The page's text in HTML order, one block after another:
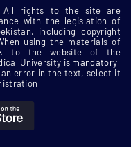
All rights to the site are
with the legislation of
including copyright
using the materials of
to the website of the
University is mandatory
error in the text, select it